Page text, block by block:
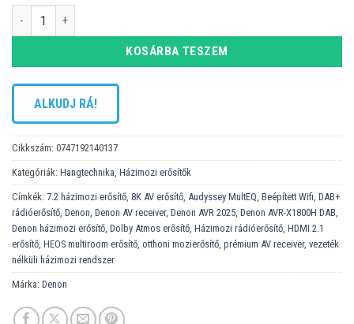
Denon AVR-X1800H DAB Házimozi rádióerõsító 7.2 mennyiség
KOSÁRBA TESZEM
ALKUDJ RÁ!
Cikkszám: 0747192140137
Kategóriák: Hangtechnika, Házimozi erősítők
Címkék: 7.2 házimozi erősítő, 8K AV erősítő, Audyssey MultEQ, Beépített Wifi, DAB+
rádióerősítő, Denon, Denon AV receiver, Denon AVR 2025, Denon AVR-X1800H DAB,
Denon házimozi erősítő, Dolby Atmos erősítő, Házimozi rádióerősítő, HDMI 2.1
erősítő, HEOS multiroom erősítő, otthoni mozierősítő, prémium AV receiver, vezeték
nélküli házimozi rendszer
Márka: Denon